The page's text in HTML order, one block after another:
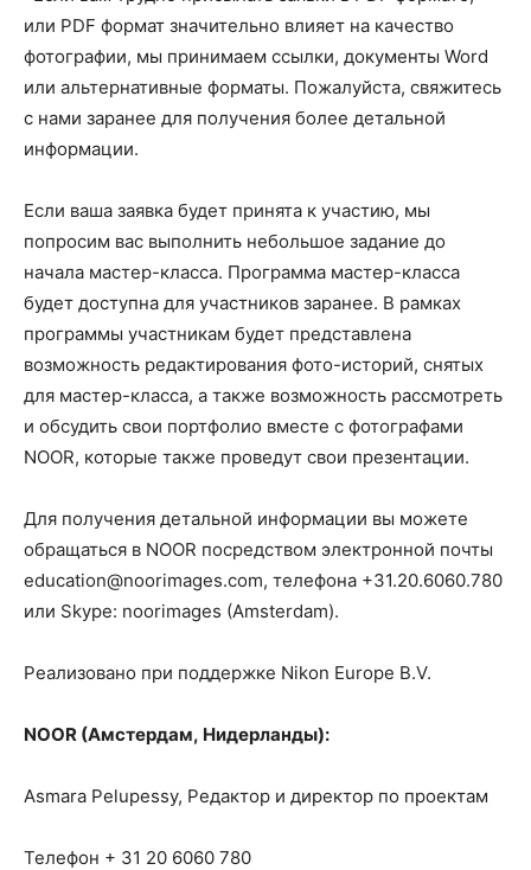
или PDF формат значительно влияет на качество
фотографии, мы принимаем ссылки, документы Word
или альтернативные форматы. Пожалуйста, свяжитесь
с нами заранее для получения более детальной
информации.
Если ваша заявка будет принята к участию, мы
попросим вас выполнить небольшое задание до
начала мастер-класса. Программа мастер-класса
будет доступна для участников заранее. В рамках
программы участникам будет представлена
возможность редактирования фото-историй, снятых
для мастер-класса, а также возможность рассмотреть
и обсудить свои портфолио вместе с фотографами
NOOR, которые также проведут свои презентации.
Для получения детальной информации вы можете
обращаться в NOOR посредством электронной почты
education@noorimages.com, телефона +31.20.6060.780
или Skype: noorimages (Amsterdam).
Реализовано при поддержке Nikon Europe B.V.
NOOR (Амстердам, Нидерланды):
Asmara Pelupessy, Редактор и директор по проектам
Телефон + 31 20 6060 780